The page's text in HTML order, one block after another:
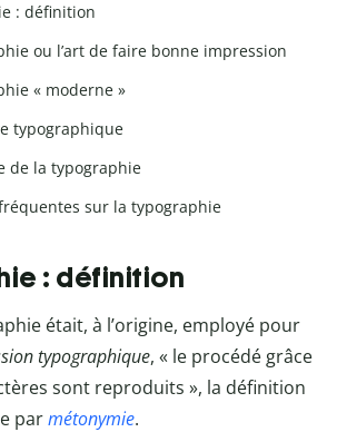
: définition
ou l’art de faire bonne impression
« moderne »
typographique
de la typographie
sur la typographie
: définition
était, à l’origine, employé pour
typographique, « le procédé grâce
sont reproduits », la définition
parmétonymie.